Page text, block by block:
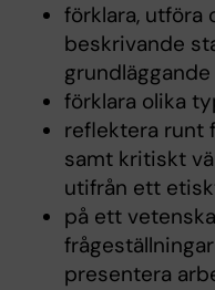
förklara, utföra
beskrivande
förklara olika
reflektera runt
samt kritiskt
utifrån ett
på ett
presentera